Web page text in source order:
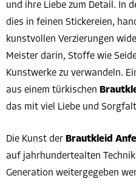
und ihre Liebe zum Detail. In
dies in feinen Stickereien,
kunstvollen Verzierungen
Meister darin, Stoffe wie
Kunstwerke zu verwandeln.
aus einem türkischen
das mit viel Liebe und
Die Kunst der Brautkleid
auf jahrhundertealten
Generation weitergegeben